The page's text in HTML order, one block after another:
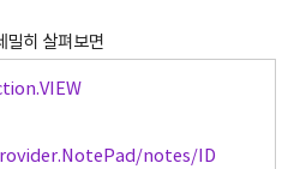
밀히 살펴보면
notes/ID